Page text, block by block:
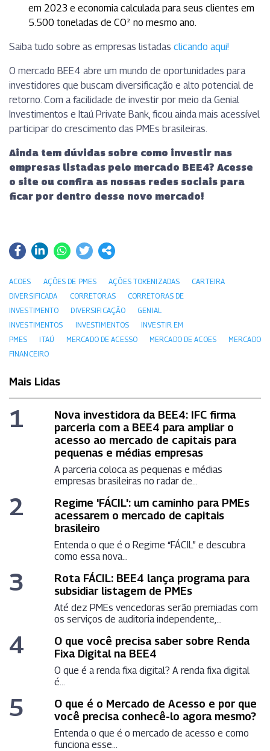
em 2023 e economia calculada para seus clientes em
5.500 toneladas de CO² no mesmo ano.
Saiba tudo sobre as empresas listadas clicando aqui!
O mercado BEE4 abre um mundo de oportunidades para
investidores que buscam diversificação e alto potencial de
retorno. Com a facilidade de investir por meio da Genial
Investimentos e Itaú Private Bank, ficou ainda mais acessível
participar do crescimento das PMEs brasileiras.
Ainda tem dúvidas sobre como investir nas
empresas listadas pelo mercado BEE4? Acesse
o site ou confira as nossas redes sociais para
ficar por dentro desse novo mercado!
ACOES AÇÕES DE PMES AÇÕES TOKENIZADAS
CARTEIRA
DIVERSIFICADA
CORRETORAS
CORRETORAS DE
INVESTIMENTO
DIVERSIFICAÇÃO
GENIAL
INVESTIMENTOS
INVESTIMENTOS
INVESTIR EM
PMES
ITAÚ MERCADO DE ACESSO MERCADO DE ACOES
MERCADO
FINANCEIRO
Mais Lidas
1
Nova investidora da BEE4: IFC firma
parceria com a BEE4 para ampliar o
acesso ao mercado de capitais para
pequenas e médias empresas
A parceria coloca as pequenas e médias
empresas brasileiras no radar de...
2
Regime 'FÁCIL': um caminho para PMEs
acessarem o mercado de capitais
brasileiro
Entenda o que é o Regime “FÁCIL” e descubra
como essa nova...
3
Rota FÁCIL: BEE4 lança programa para
subsidiar listagem de PMEs
Até dez PMEs vencedoras serão premiadas com
os serviços de auditoria independente,...
4
O que você precisa saber sobre Renda
Fixa Digital na BEE4
O que é a renda fixa digital? A renda fixa digital
é...
5
O que é o Mercado de Acesso e por que
você precisa conhecê-lo agora mesmo?
Entenda o que é o mercado de acesso e como
funciona esse...